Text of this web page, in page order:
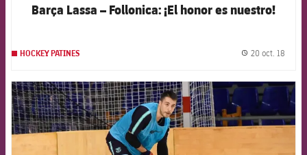
Barça Lassa – Follonica: ¡El honor es nuestro!
HOCKEY PATINES 20 oct. 18
FCB Barcelona badge